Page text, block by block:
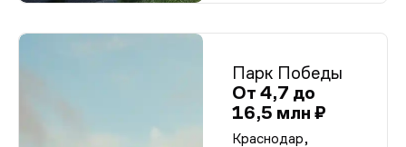
Парк Победы
От 4,7 до
16,5 млн ₽
Краснодар,